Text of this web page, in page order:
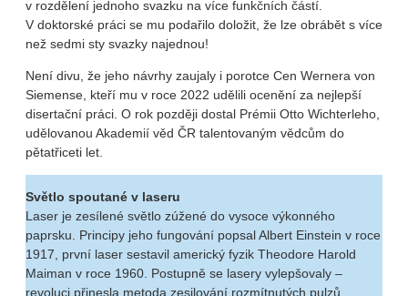
v rozdělení jednoho svazku na více funkčních částí.
V doktorské práci se mu podařilo doložit, že lze obrábět s více
než sedmi sty svazky najednou!
Není divu, že jeho návrhy zaujaly i porotce Cen Wernera von
Siemense, kteří mu v roce 2022 udělili ocenění za nejlepší
disertační práci. O rok později dostal Prémii Otto Wichterleho,
udělovanou Akademií věd ČR talentovaným vědcům do
pětatřiceti let.
Světlo spoutané v laseru
Laser je zesílené světlo zúžené do vysoce výkonného
paprsku. Principy jeho fungování popsal Albert Einstein v roce
1917, první laser sestavil americký fyzik Theodore Harold
Maiman v roce 1960. Postupně se lasery vylepšovaly –
revoluci přinesla metoda zesilování rozmítnutých pulzů